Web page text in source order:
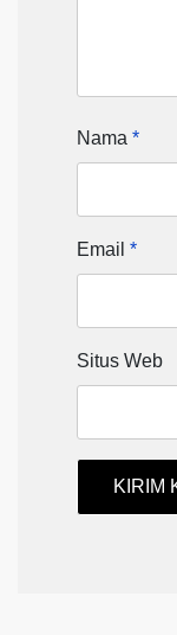
Nama *
Email *
Situs Web